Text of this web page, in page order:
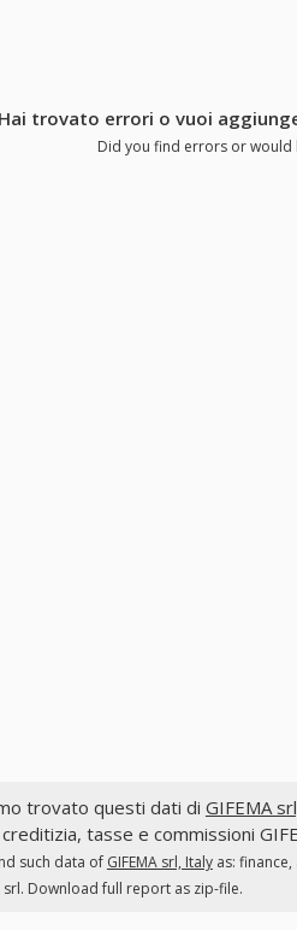
Hai trovato errori o vuoi
Did you find errors or would
trovato questi dati di GIFEMA
tasse e commissioni
such data of GIFEMA srl, Italyas: finance,
srl. Download full report as zip-file.